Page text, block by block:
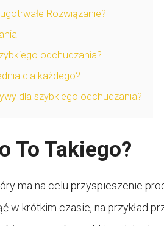
Rozwiązanie?
odchudzania?
dla każdego?
dla szybkiego odchudzania?
To Takiego?
ma na celu przyspieszenie
w krótkim czasie, na przykład